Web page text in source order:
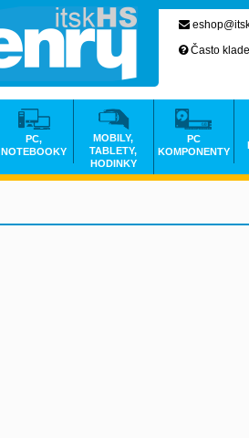
Často
PC,
NOTEBOOKY
MOBILY,
TABLETY,
HODINKY
PC
KOMPONENTY